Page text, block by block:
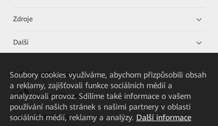
Zdroje
Další
HUAWEI eKit App
Huawei HiKnow App
HUAWEI eFly App
Soubory cookies využíváme, abychom přizpůsobili obsah
a reklamy, zajišťovali funkce sociálních médií a
analyzovali provoz. Sdílíme také informace o vašem
používání našich stránek s našimi partnery v oblasti
sociálních médií, reklamy a analýzy. Další informace